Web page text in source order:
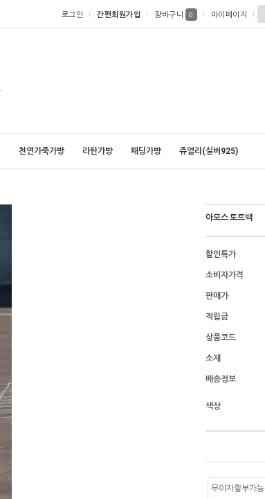
로그인 간편회원가입 장바구니 0 마이페이지
천연가죽가방 라탄가방 패딩가방 쥬얼리(실버925)
아모스 토트백
할인특가
소비자가격
판매가
적립금
상품코드
소재
배송정보
색상
무이자할부가능